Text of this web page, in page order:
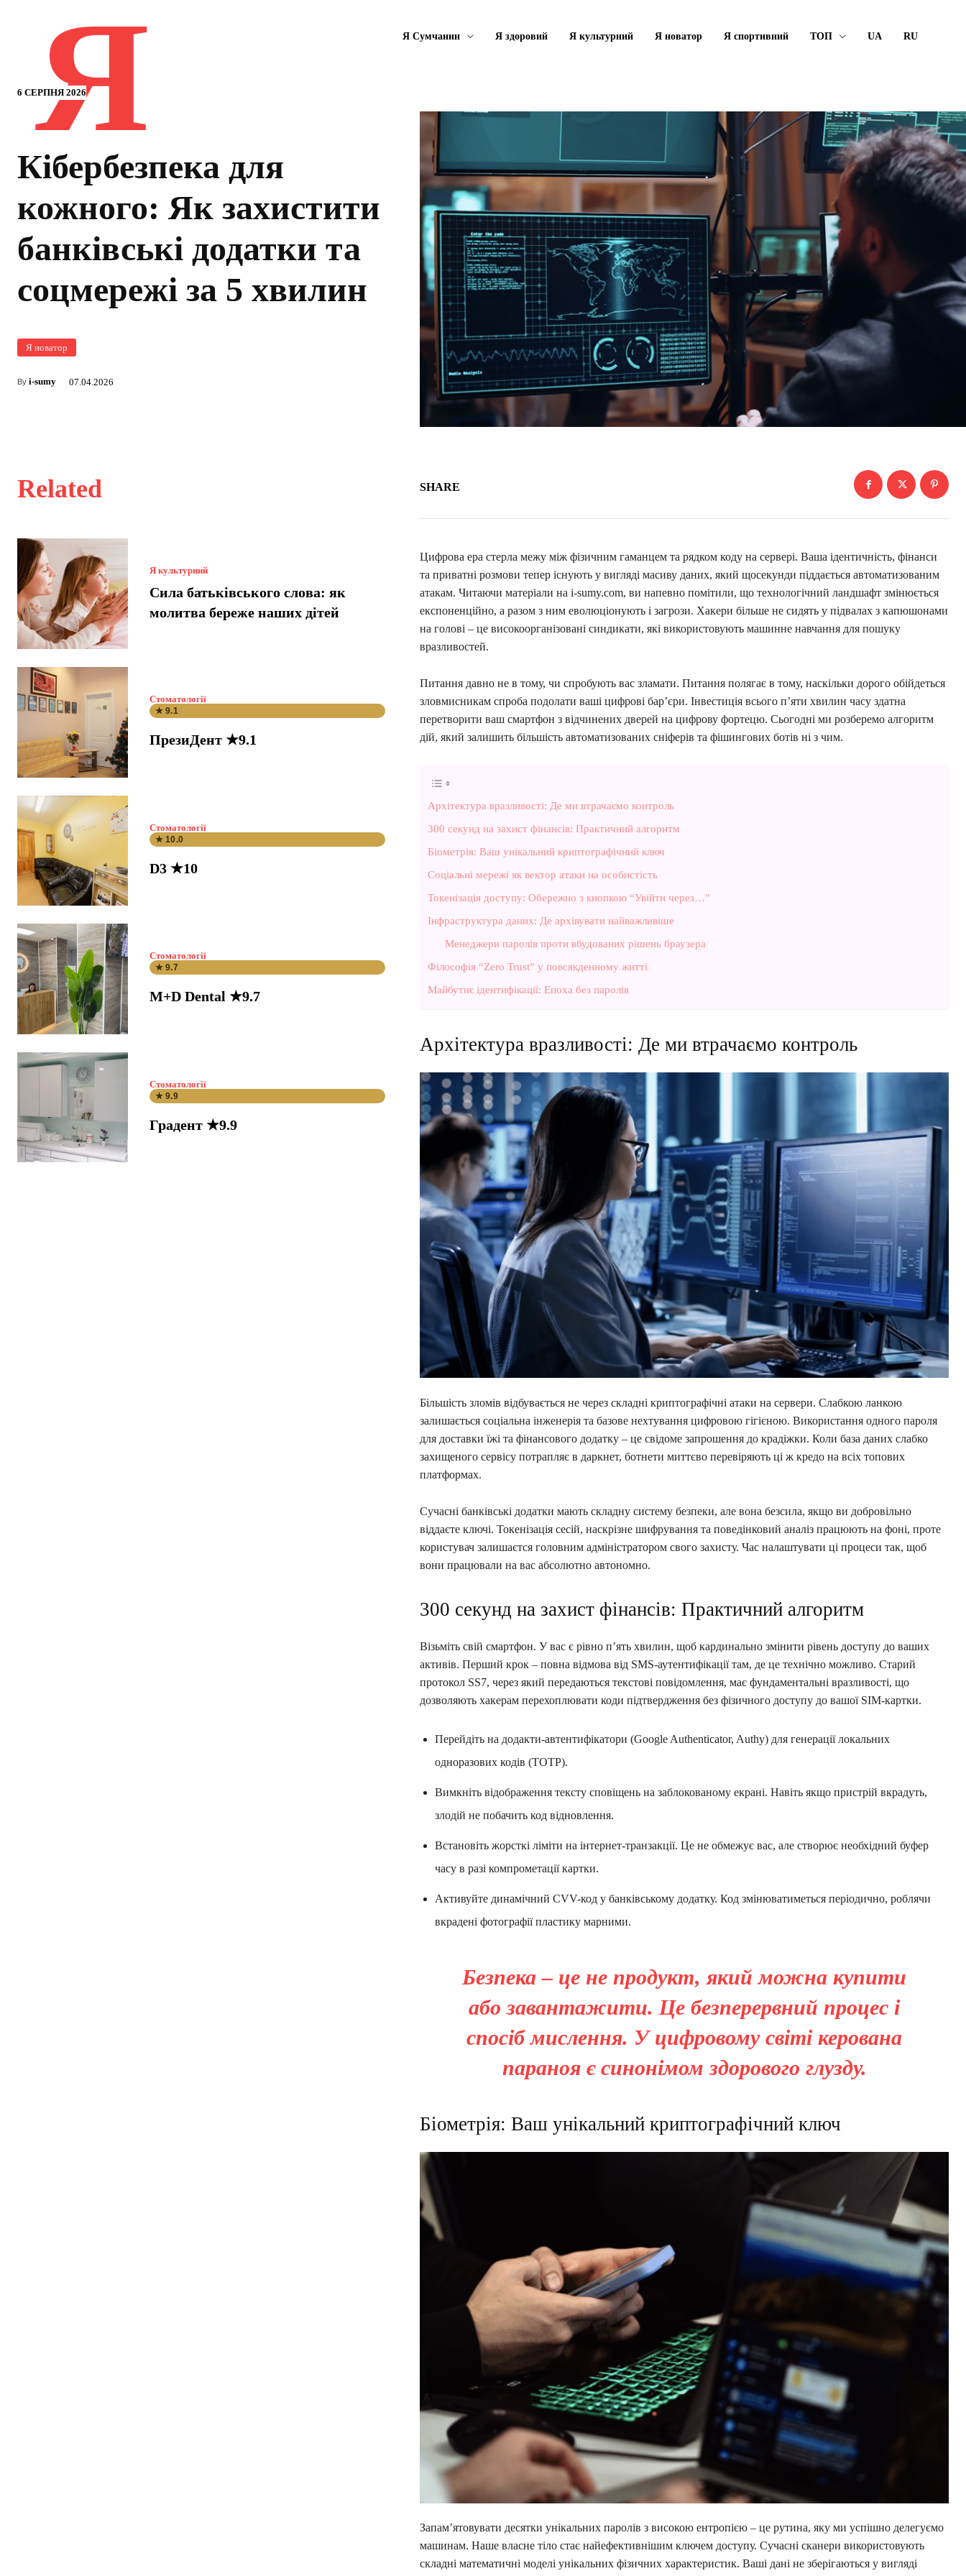
6 СЕРПНЯ 2026
Я Я Сумчанин Я здоровий Я культурний Я новатор Я спортивний ТОП UA RU
Кібербезпека для
кожного: Як захистити
банківські додатки та
соцмережі за 5 хвилин
Я новатор
By i-sumy 07.04.2026
Related
Я культурний
Сила батьківського слова: як
молитва береже наших дітей
Стоматології
★ 9.1
ПрезиДент ★9.1
Стоматології
★ 10.0
D3 ★10
Стоматології
★ 9.7
M+D Dental ★9.7
Стоматології
★ 9.9
Градент ★9.9
SHARE
Цифрова ера стерла межу між фізичним гаманцем та рядком коду на сервері. Ваша ідентичність, фінанси
та приватні розмови тепер існують у вигляді масиву даних, який щосекунди піддається автоматизованим
атакам. Читаючи матеріали на i-sumy.com, ви напевно помітили, що технологічний ландшафт змінюється
експоненційно, а разом з ним еволюціонують і загрози. Хакери більше не сидять у підвалах з капюшонами
на голові – це високоорганізовані синдикати, які використовують машинне навчання для пошуку
вразливостей.
Питання давно не в тому, чи спробують вас зламати. Питання полягає в тому, наскільки дорого обійдеться
зловмисникам спроба подолати ваші цифрові бар’єри. Інвестиція всього п’яти хвилин часу здатна
перетворити ваш смартфон з відчинених дверей на цифрову фортецю. Сьогодні ми розберемо алгоритм
дій, який залишить більшість автоматизованих сніферів та фішингових ботів ні з чим.
Архітектура вразливості: Де ми втрачаємо контроль
300 секунд на захист фінансів: Практичний алгоритм
Біометрія: Ваш унікальний криптографічний ключ
Соціальні мережі як вектор атаки на особистість
Токенізація доступу: Обережно з кнопкою “Увійти через…”
Інфраструктура даних: Де архівувати найважливіше
Менеджери паролів проти вбудованих рішень браузера
Філософія “Zero Trust” у повсякденному житті
Майбутнє ідентифікації: Епоха без паролів
Архітектура вразливості: Де ми втрачаємо контроль
Більшість зломів відбувається не через складні криптографічні атаки на сервери. Слабкою ланкою
залишається соціальна інженерія та базове нехтування цифровою гігієною. Використання одного пароля
для доставки їжі та фінансового додатку – це свідоме запрошення до крадіжки. Коли база даних слабко
захищеного сервісу потрапляє в даркнет, ботнети миттєво перевіряють ці ж кредо на всіх топових
платформах.
Сучасні банківські додатки мають складну систему безпеки, але вона безсила, якщо ви добровільно
віддаєте ключі. Токенізація сесій, наскрізне шифрування та поведінковий аналіз працюють на фоні, проте
користувач залишаєтся головним адміністратором свого захисту. Час налаштувати ці процеси так, щоб
вони працювали на вас абсолютно автономно.
300 секунд на захист фінансів: Практичний алгоритм
Візьміть свій смартфон. У вас є рівно п’ять хвилин, щоб кардинально змінити рівень доступу до ваших
активів. Перший крок – повна відмова від SMS-аутентифікації там, де це технічно можливо. Старий
протокол SS7, через який передаються текстові повідомлення, має фундаментальні вразливості, що
дозволяють хакерам перехоплювати коди підтвердження без фізичного доступу до вашої SIM-картки.
Перейдіть на додакти-автентифікатори (Google Authenticator, Authy) для генерації локальних
одноразових кодів (TOTP).
Вимкніть відображення тексту сповіщень на заблокованому екрані. Навіть якщо пристрій вкрадуть,
злодій не побачить код відновлення.
Встановіть жорсткі ліміти на інтернет-транзакції. Це не обмежує вас, але створює необхідний буфер
часу в разі компрометації картки.
Активуйте динамічний CVV-код у банківському додатку. Код змінюватиметься періодично, роблячи
вкрадені фотографії пластику марними.
Безпека – це не продукт, який можна купити
або завантажити. Це безперервний процес і
спосіб мислення. У цифровому світі керована
параноя є синонімом здорового глузду.
Біометрія: Ваш унікальний криптографічний ключ
Запам’ятовувати десятки унікальних паролів з високою ентропією – це рутина, яку ми успішно делегуємо
машинам. Наше власне тіло стає найефективнішим ключем доступу. Сучасні сканери використовують
складні математичні моделі унікальних фізичних характеристик. Ваші дані не зберігаються у вигляді